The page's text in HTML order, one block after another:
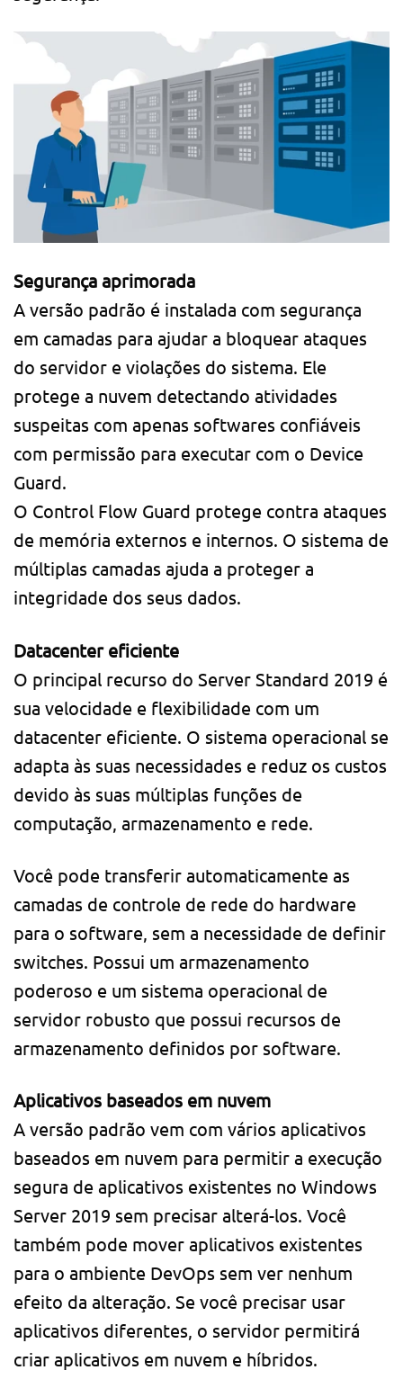
Segurança aprimorada
A versão padrão é instalada com segurança
em camadas para ajudar a bloquear ataques
do servidor e violações do sistema. Ele
protege a nuvem detectando atividades
suspeitas com apenas softwares confiáveis ​​
com permissão para executar com o Device
Guard.
O Control Flow Guard protege contra ataques
de memória externos e internos. O sistema de
múltiplas camadas ajuda a proteger a
integridade dos seus dados.
Datacenter eficiente
O principal recurso do Server Standard 2019 é
sua velocidade e flexibilidade com um
datacenter eficiente. O sistema operacional se
adapta às suas necessidades e reduz os custos
devido às suas múltiplas funções de
computação, armazenamento e rede.
Você pode transferir automaticamente as
camadas de controle de rede do hardware
para o software, sem a necessidade de definir
switches. Possui um armazenamento
poderoso e um sistema operacional de
servidor robusto que possui recursos de
armazenamento definidos por software.
Aplicativos baseados em nuvem
A versão padrão vem com vários aplicativos
baseados em nuvem para permitir a execução
segura de aplicativos existentes no Windows
Server 2019 sem precisar alterá-los. Você
também pode mover aplicativos existentes
para o ambiente DevOps sem ver nenhum
efeito da alteração. Se você precisar usar
aplicativos diferentes, o servidor permitirá
criar aplicativos em nuvem e híbridos.